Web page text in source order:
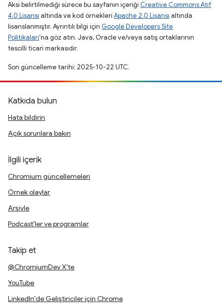
Aksi belirtilmediği sürece bu sayfanın içeriği Creative Commons Atıf
4.0 Lisansı altında ve kod örnekleri Apache 2.0 Lisansı altında
lisanslanmıştır. Ayrıntılı bilgi için Google Developers Site
Politikaları'na göz atın. Java, Oracle ve/veya satış ortaklarının
tescilli ticari markasıdır.
Son güncelleme tarihi: 2025-10-22 UTC.
Katkıda bulun
Hata bildirin
Açık sorunlara bakın
İlgili içerik
Chromium güncellemeleri
Örnek olaylar
Arşivle
Podcast'ler ve programlar
Takip et
@ChromiumDev X'te
YouTube
LinkedIn'de Geliştiriciler için Chrome